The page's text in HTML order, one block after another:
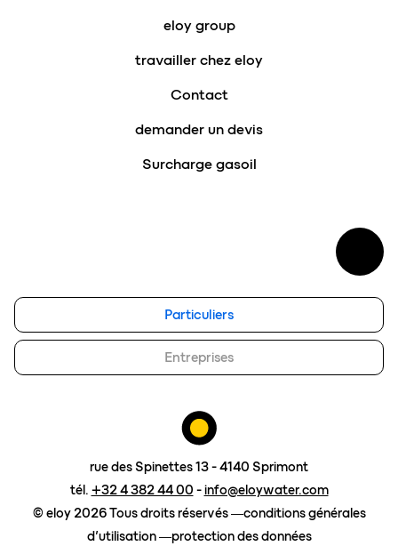
eloy group
travailler chez eloy
Contact
demander un devis
Surcharge gasoil
Particuliers
Entreprises
rue des Spinettes 13 - 4140 Sprimont
tél. +32 4 382 44 00 -info@eloywater.com
© eloy 2026 Tous droits réservés
conditions générales
d’utilisation
protection des données